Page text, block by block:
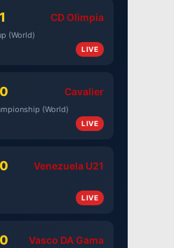
CD Olimpia
(World)
LIVE
Cavalier
(World)
LIVE
Venezuela U21
LIVE
Vasco DA Gama